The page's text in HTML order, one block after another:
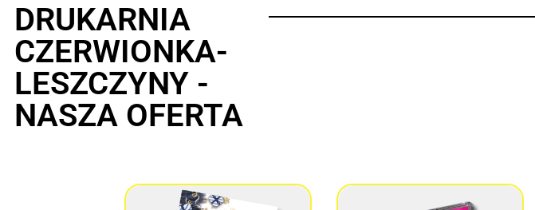
DRUKARNIA
CZERWIONKA-
LESZCZYNY -
NASZA OFERTA